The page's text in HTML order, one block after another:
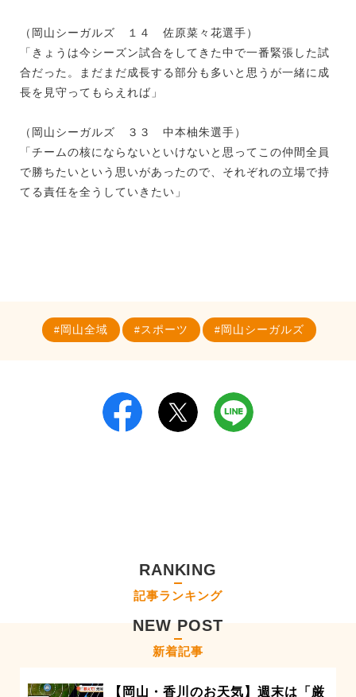
（岡山シーガルズ １４ 佐原菜々花選手）
「きょうは今シーズン試合をしてきた中で一番緊張した試
合だった。まだまだ成長する部分も多いと思うが一緒に成
長を見守ってもらえれば」
（岡山シーガルズ ３３ 中本柚朱選手）
「チームの核にならないといけないと思ってこの仲間全員
で勝ちたいという思いがあったので、それぞれの立場で持
てる責任を全うしていきたい」
岡山全域 スポーツ 岡山シーガルズ
RANKING
記事ランキング
NEW POST
新着記事
【岡山・香川のお天気】週末は「厳